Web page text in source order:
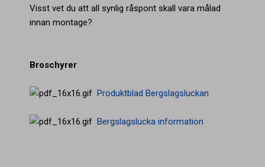
Visst vet du att all synlig råspont skall vara målad
innan montage?
Broschyrer
Produktblad Bergslagsluckan
Bergslagslucka information